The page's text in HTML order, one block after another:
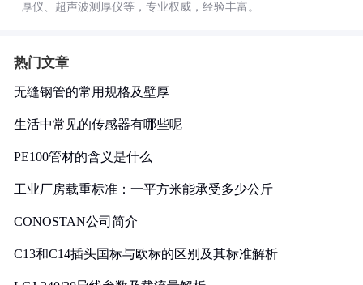
厚仪、超声波测厚仪等，专业权威，经验丰富。
热门文章
无缝钢管的常用规格及壁厚
生活中常见的传感器有哪些呢
PE100管材的含义是什么
工业厂房载重标准：一平方米能承受多少公斤
CONOSTAN公司简介
C13和C14插头国标与欧标的区别及其标准解析